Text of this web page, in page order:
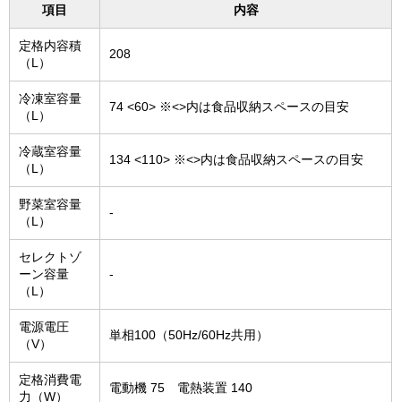
項目 内容
定格内容積
（L）
208
冷凍室容量
（L）
74 <60> ※<>内は食品収納スペースの目安
冷蔵室容量
（L）
134 <110> ※<>内は食品収納スペースの目安
野菜室容量
（L）
-
セレクトゾ
ーン容量
（L）
-
電源電圧
（V）
単相100（50Hz/60Hz共用）
定格消費電
力（W）
電動機 75 電熱装置 140